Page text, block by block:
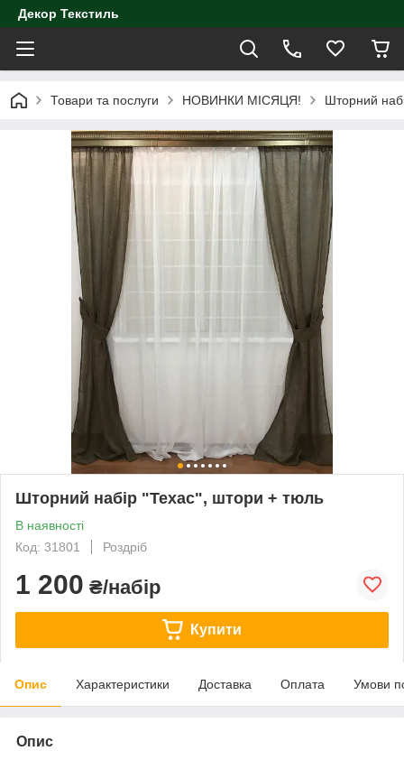
Декор Текстиль
Товари та послуги НОВИНКИ МІСЯЦЯ! Шторний
Шторний набір "Техас", штори + тюль
В наявності
Код: 31801
Роздріб
1 200 ₴/набір
Купити
Опис Характеристики Доставка Оплата Умови
Опис